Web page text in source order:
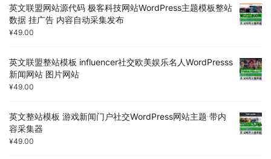
英文联盟网站源代码 极客科技网站WordPress主题模板整站
数据 挂广告 内容自动采集发布
¥49.00
英文联盟整站模板 influencer社交欧美娱乐名人WordPresss
新闻网站 图片网站
¥49.00
英文整站模板 游戏新闻门户社交WordPress网站主题 带内
容采集器
¥49.00